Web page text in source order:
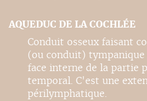
AQUEDUC DE LA COCHLÉE
Conduit osseux faisant
(ou conduit) tympanique
face interne de la partie
temporal. C'est une
périlymphatique.